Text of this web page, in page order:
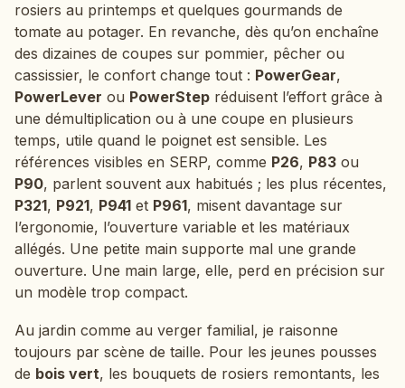
rosiers au printemps et quelques gourmands de
tomate au potager. En revanche, dès qu’on enchaîne
des dizaines de coupes sur pommier, pêcher ou
cassissier, le confort change tout : PowerGear,
PowerLever ou PowerStep réduisent l’effort grâce à
une démultiplication ou à une coupe en plusieurs
temps, utile quand le poignet est sensible. Les
références visibles en SERP, comme P26, P83 ou
P90, parlent souvent aux habitués ; les plus récentes,
P321, P921, P941 et P961, misent davantage sur
l’ergonomie, l’ouverture variable et les matériaux
allégés. Une petite main supporte mal une grande
ouverture. Une main large, elle, perd en précision sur
un modèle trop compact.
Au jardin comme au verger familial, je raisonne
toujours par scène de taille. Pour les jeunes pousses
de bois vert, les bouquets de rosiers remontants, les